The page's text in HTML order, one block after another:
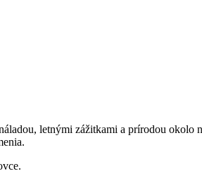
letnými zážitkami a prírodou